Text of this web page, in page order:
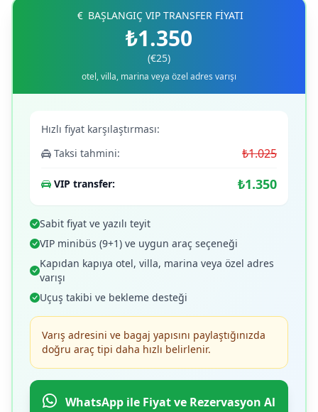
BAŞLANGIÇ VIP TRANSFER FİYATI
₺1.350
(€25)
otel, villa, marina veya özel adres varışı
Hızlı fiyat karşılaştırması:
Taksi tahmini:
₺1.025
VIP transfer: ₺1.350
Sabit fiyat ve yazılı teyit
VIP minibüs (9+1) ve uygun araç seçeneği
Kapıdan kapıya otel, villa, marina veya özel adres
varışı
Uçuş takibi ve bekleme desteği
Varış adresini ve bagaj yapısını paylaştığınızda
doğru araç tipi daha hızlı belirlenir.
WhatsApp ile Fiyat ve Rezervasyon Al